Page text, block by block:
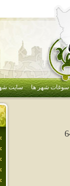
سوغات شهر ها سایت